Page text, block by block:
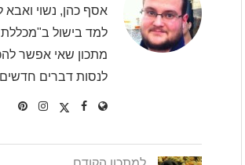
למד בישול
מתכון שאי אפשר
לנסות דברים